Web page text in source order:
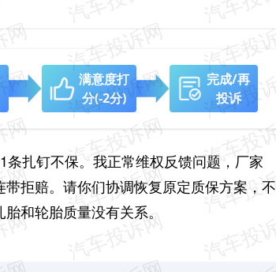
满意度打
分(-2分)
完成/再
投诉
扎钉不保。我正常维权反馈问题，厂家
拒赔。请你们协调恢复原定质保方案，不
和轮胎质量没有关系。